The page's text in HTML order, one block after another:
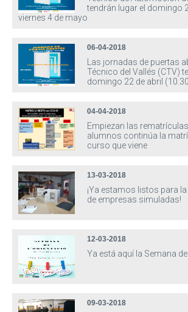
tendrán lugar el domingo
viernes 4 de mayo
06-04-2018
Las jornadas de puertas
Técnico del Vallés (CTV)
domingo 22 de abril
04-04-2018
Empiezan las
alumnos continúa la
curso que viene
13-03-2018
¡Ya estamos listos para
de empresas simuladas!
12-03-2018
Ya está aquí la Semana
09-03-2018